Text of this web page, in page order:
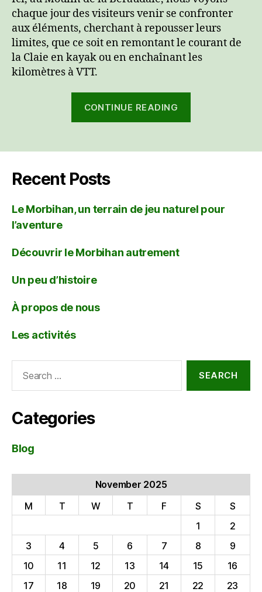
chaque jour des visiteurs venir se confronter
aux éléments, cherchant à repousser leurs
limites, que ce soit en remontant le courant de
la Claie en kayak ou en enchaînant les
kilomètres à VTT.
CONTINUE READING
pour
Recent Posts
Le Morbihan, un terrain de jeu naturel pour
l’aventure
Découvrir le Morbihan autrement
Un peu d’histoire
À propos de nous
Les activités
Categories
Blog
November 2025
M
T W T F S
S
1
2
3
4 5 6 7 8
9
10
11 12 13 14 15
16
17
18 19 20 21 22 23